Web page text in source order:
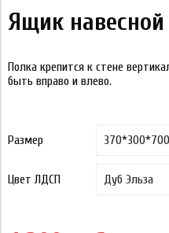
Ящик
Полка крепится к стене
быть вправо и влево.
Размер
Цвет ЛДСП